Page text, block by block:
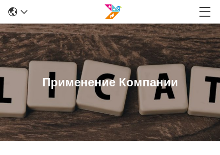
Применение Компании